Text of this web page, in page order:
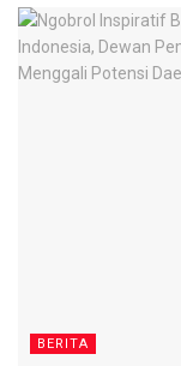
BERITA